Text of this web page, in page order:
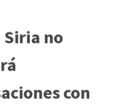
Siria no
con